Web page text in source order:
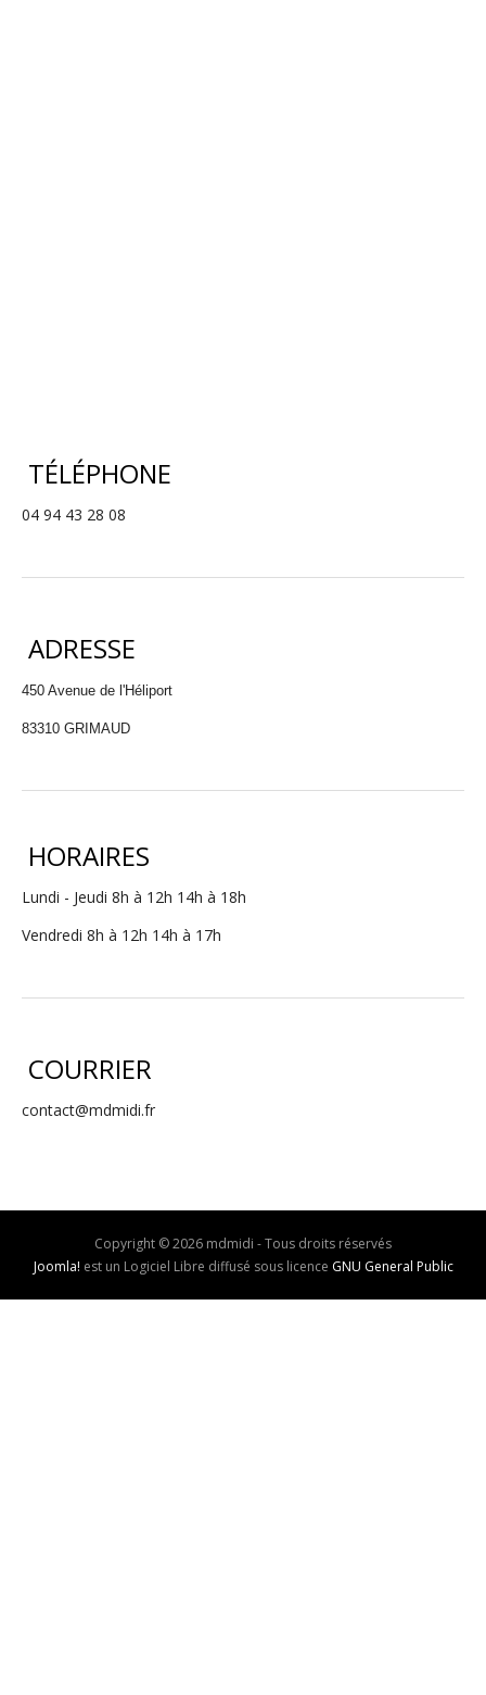
TÉLÉPHONE
04 94 43 28 08
ADRESSE
450 Avenue de l'Héliport
83310 GRIMAUD
HORAIRES
Lundi - Jeudi 8h à 12h 14h à 18h
Vendredi 8h à 12h 14h à 17h
COURRIER
contact@mdmidi.fr
Copyright © 2026 mdmidi - Tous droits réservés
Joomla! est un Logiciel Libre diffusé sous licence GNU General Public